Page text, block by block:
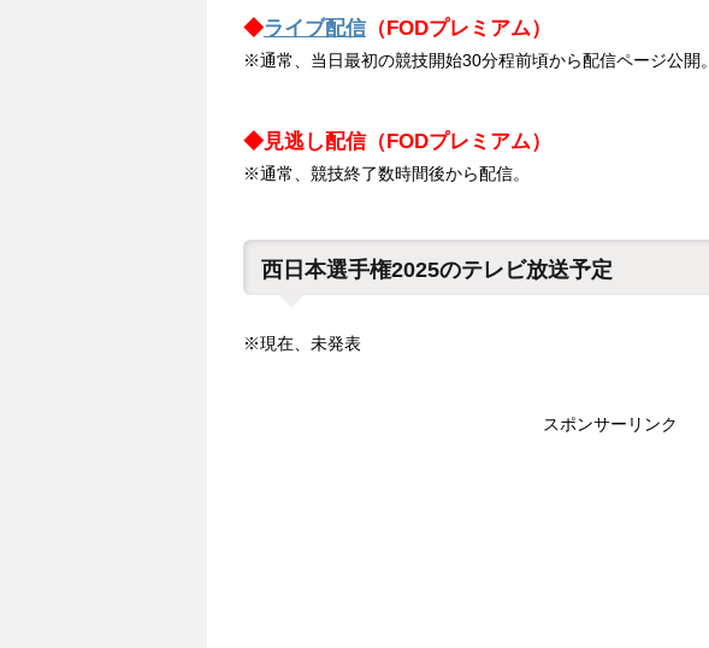
◆ライブ配信（FODプレミアム）
※通常、当日最初の競技開始30分程前頃から配信ページ公開。
◆見逃し配信（FODプレミアム）
※通常、競技終了数時間後から配信。
西日本選手権2025のテレビ放送予定
※現在、未発表
スポンサーリンク